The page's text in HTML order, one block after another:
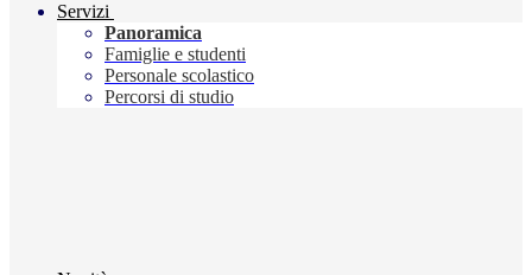
Servizi
Panoramica
Famiglie e studenti
Personale scolastico
Percorsi di studio